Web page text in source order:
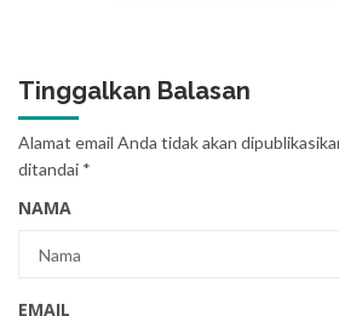
Tinggalkan Balasan
Alamat email Anda tidak akan
ditandai *
NAMA
EMAIL